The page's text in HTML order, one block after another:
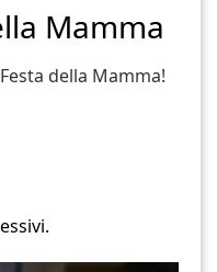
Mamma
della Mamma!